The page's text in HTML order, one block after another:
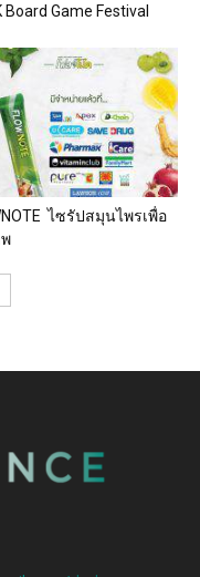
Board Game Festival
ไซรัปสมุนไพรเพื่อ